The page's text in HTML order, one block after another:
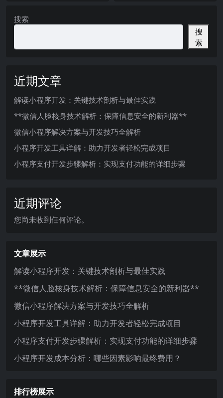
搜索
搜
索
近期文章
解读小程序开发：关键技术剖析与最佳实践
**微信人脸核身技术解析：保障信息安全的新利器**
微信小程序解决方案与开发技巧全解析
小程序开发工具详解：助力开发者轻松完成项目
小程序支付开发步骤解析：实现支付功能的详细步骤
近期评论
您尚未收到任何评论。
文章展示
解读小程序开发：关键技术剖析与最佳实践
**微信人脸核身技术解析：保障信息安全的新利器**
微信小程序解决方案与开发技巧全解析
小程序开发工具详解：助力开发者轻松完成项目
小程序支付开发步骤解析：实现支付功能的详细步骤
小程序开发成本分析：哪些因素影响最终费用？
排行榜展示